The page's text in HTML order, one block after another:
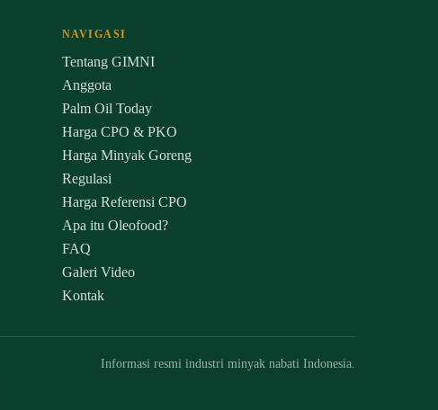
NAVIGASI
Tentang GIMNI
Anggota
Palm Oil Today
Harga CPO & PKO
Harga Minyak Goreng
Regulasi
Harga Referensi CPO
Apa itu Oleofood?
FAQ
Galeri Video
Kontak
Informasi resmi industri minyak nabati Indonesia.